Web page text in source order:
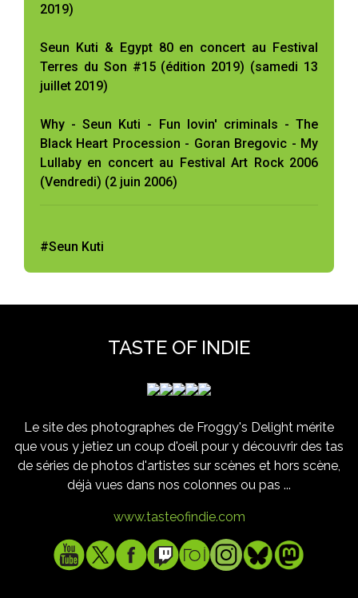
2019)
Seun Kuti & Egypt 80 en concert au Festival
Terres du Son #15 (édition 2019) (samedi 13
juillet 2019)
Why - Seun Kuti - Fun lovin' criminals - The
Black Heart Procession - Goran Bregovic - My
Lullaby en concert au Festival Art Rock 2006
(Vendredi) (2 juin 2006)
#Seun Kuti
TASTE OF INDIE
Le site des photographes de Froggy's Delight mérite
que vous y jetiez un coup d'oeil pour y découvrir des tas
de séries de photos d'artistes sur scènes et hors scène,
déjà vues dans nos colonnes ou pas ...
www.tasteofindie.com